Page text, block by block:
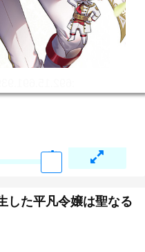
した平凡令嬢は聖なる